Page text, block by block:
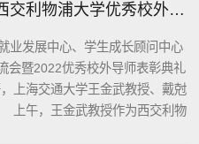
王金武教授荣获2023年度西交利物浦大学优秀校外导师并受邀参加校外导师对话院系活
发展中心、学生成长顾问中心
会暨2022优秀校外导师表彰典礼
上海交通大学王金武教授、戴尅
午，王金武教授作为西交利物